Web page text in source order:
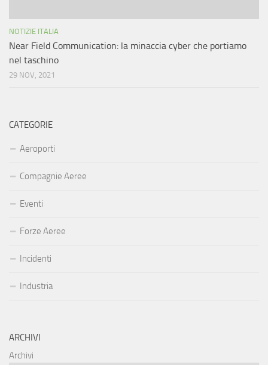
NOTIZIE ITALIA
Near Field Communication: la minaccia cyber che portiamo
nel taschino
29 NOV, 2021
CATEGORIE
Aeroporti
Compagnie Aeree
Eventi
Forze Aeree
Incidenti
Industria
ARCHIVI
Archivi